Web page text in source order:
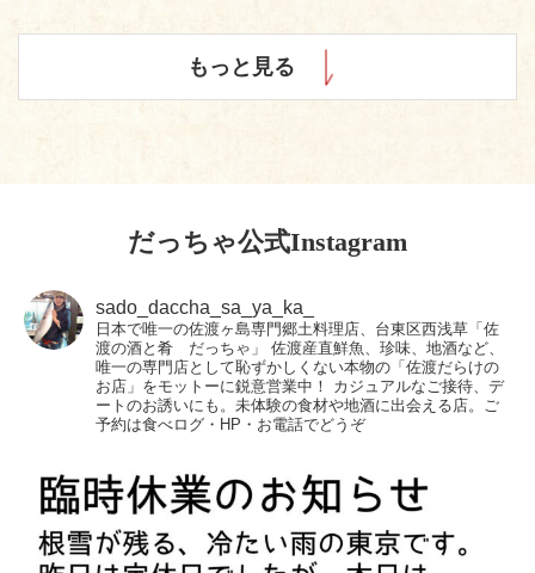
もっと見る
だっちゃ公式Instagram
sado_daccha_sa_ya_ka_
日本で唯一の佐渡ヶ島専門郷土料理店、台東区西浅草「佐
渡の酒と肴 だっちゃ」
佐渡産直鮮魚、珍味、地酒など、
唯一の専門店として恥ずかしくない本物の「佐渡だらけの
お店」をモットーに鋭意営業中！
カジュアルなご接待、デ
ートのお誘いにも。未体験の食材や地酒に出会える店。ご
予約は食べログ・HP・お電話でどうぞ